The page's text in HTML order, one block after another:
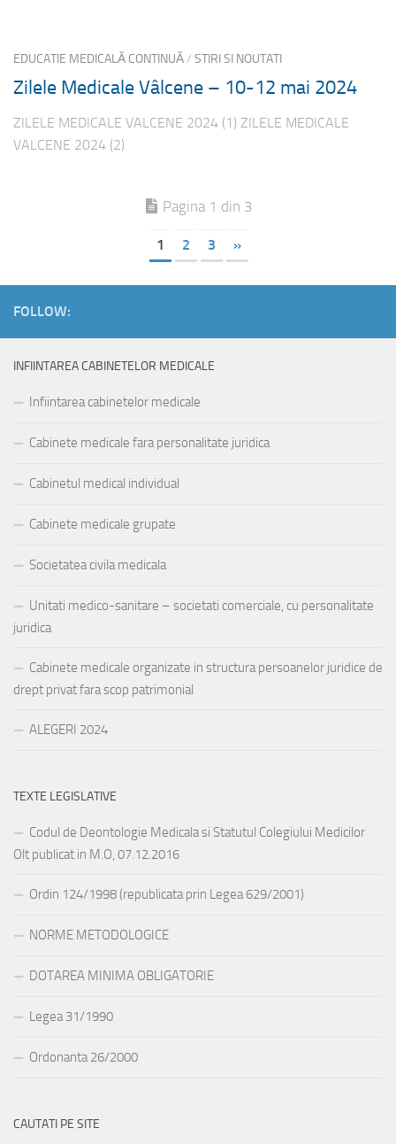
EDUCATIE MEDICALĂ CONTINUĂ/ STIRI SI NOUTATI
Zilele Medicale Vâlcene – 10-12 mai 2024
ZILELE MEDICALE VALCENE 2024 (1) ZILELE MEDICALE
VALCENE 2024 (2)
Pagina 1 din 3
1 2 3 »
FOLLOW:
INFIINTAREA CABINETELOR MEDICALE
Infiintarea cabinetelor medicale
Cabinete medicale fara personalitate juridica
Cabinetul medical individual
Cabinete medicale grupate
Societatea civila medicala
Unitati medico-sanitare – societati comerciale, cu personalitate
juridica
Cabinete medicale organizate in structura persoanelor juridice de
drept privat fara scop patrimonial
ALEGERI 2024
TEXTE LEGISLATIVE
Codul de Deontologie Medicala si Statutul Colegiului Medicilor
Olt publicat in M.O, 07.12.2016
Ordin 124/1998 (republicata prin Legea 629/2001)
NORME METODOLOGICE
DOTAREA MINIMA OBLIGATORIE
Legea 31/1990
Ordonanta 26/2000
CAUTATI PE SITE